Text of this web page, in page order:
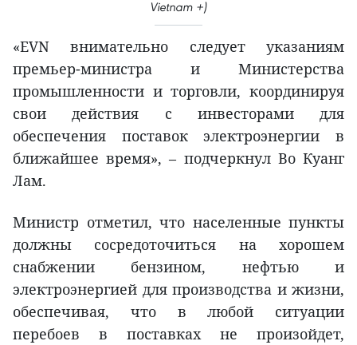
Vietnam +)
«EVN внимательно следует указаниям
премьер-министра и Министерства
промышленности и торговли, координируя
свои действия с инвесторами для
обеспечения поставок электроэнергии в
ближайшее время», – подчеркнул Во Куанг
Лам.
Министр отметил, что населенные пункты
должны сосредоточиться на хорошем
снабжении бензином, нефтью и
электроэнергией для производства и жизни,
обеспечивая, что в любой ситуации
перебоев в поставках не произойдет,